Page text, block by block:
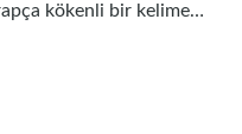
kökenli bir kelime…